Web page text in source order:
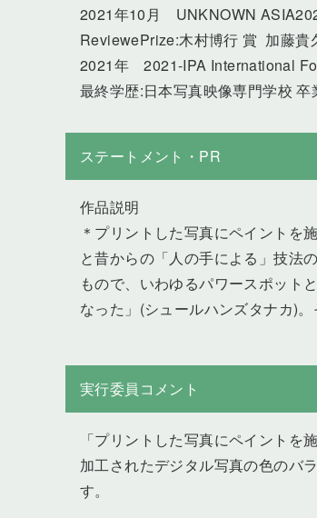
2021年10月 UNKNOWN
ReviewePrize:木村博行 賞 加藤貴
2021年 2021-IPA International
最終学歴:日本写真映像専門学校 卒
ステートメント・PR
作品説明
＊プリントした写真にペイントを
と昔からの「人の手による」技法
もので、いわゆるパワースポット
なった」(シュールハンズタナカ)
実行委員コメント
「プリントした写真にペイント
加工されたデジタル写真の色のバ
す。